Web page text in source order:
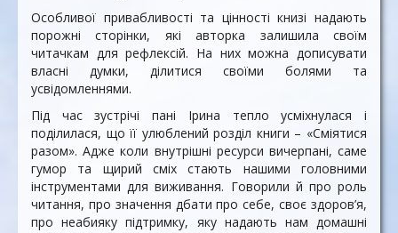
Особливої привабливості та цінності книзі надають
порожні сторінки, які авторка залишила своїм
читачкам для рефлексій. На них можна дописувати
власні думки, ділитися своїми болями та
усвідомленнями.
Під час зустрічі пані Ірина тепло усміхнулася і
поділилася, що її улюблений розділ книги – «Сміятися
разом». Адже коли внутрішні ресурси вичерпані, саме
гумор та щирий сміх стають нашими головними
інструментами для виживання. Говорили й про роль
читання, про значення дбати про себе, своє здоров’я,
про неабияку підтримку, яку надають нам домашні